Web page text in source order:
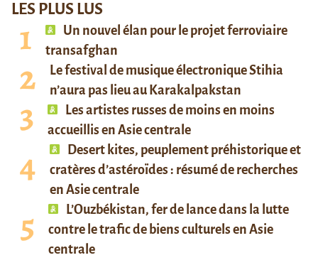
LES PLUS LUS
Un nouvel élan pour le projet ferroviaire
transafghan
Le festival de musique électronique Stihia
n’aura pas lieu au Karakalpakstan
Les artistes russes de moins en moins
accueillis en Asie centrale
Desert kites, peuplement préhistorique et
cratères d’astéroïdes : résumé de recherches
en Asie centrale
L’Ouzbékistan, fer de lance dans la lutte
contre le trafic de biens culturels en Asie
centrale